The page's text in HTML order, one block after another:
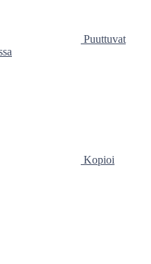
Puuttuvat
Kopioi